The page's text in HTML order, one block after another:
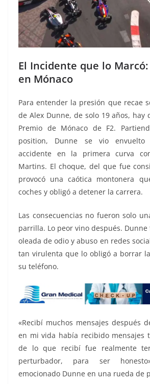
El Incidente que lo
en Mónaco
Para entender la presión que recae
de Alex Dunne, de solo 19 años, hay
Premio de Mónaco de F2.
position, Dunne se vio
accidente en la primera curva
Martins. El choque, del que fue
provocó una caótica montonera
coches y obligó a detener la carrera.
Las consecuencias no fueron solo
parrilla. Lo peor vino después.
oleada de odio y abuso en redes
tan virulenta que lo obligó a borrar
su teléfono.
«Recibí muchos mensajes después
en mi vida había recibido mensajes
de lo que recibí fue realmente
perturbador, para ser
emocionado Dunne en una rueda de